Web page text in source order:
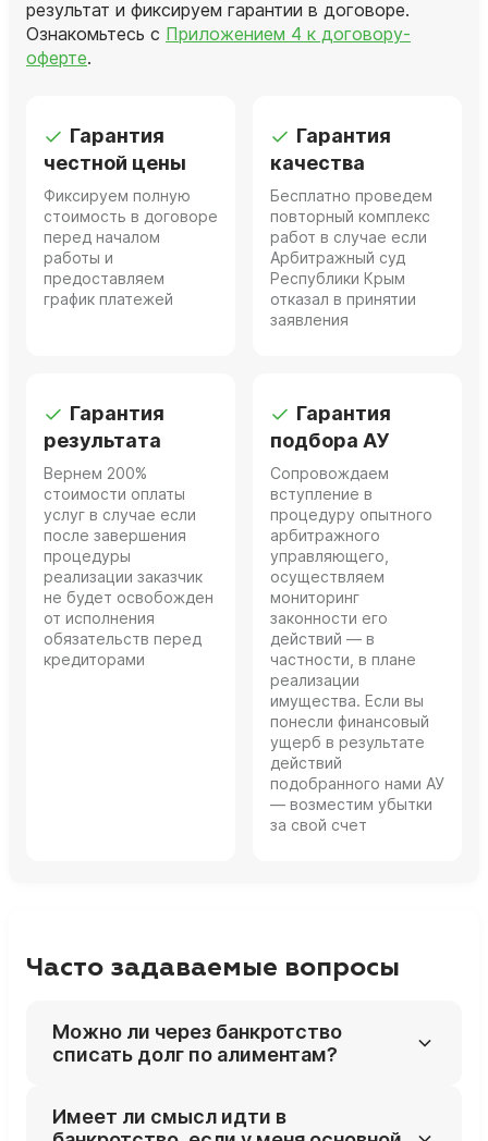
результат и фиксируем гарантии в договоре.
Ознакомьтесь с Приложением 4 к договору-
оферте.
Гарантия
честной цены
Фиксируем полную
стоимость в договоре
перед началом
работы и
предоставляем
график платежей
Гарантия
качества
Бесплатно проведем
повторный комплекс
работ в случае если
Арбитражный суд
Республики Крым
отказал в принятии
заявления
Гарантия
результата
Вернем 200%
стоимости оплаты
услуг в случае если
после завершения
процедуры
реализации заказчик
не будет освобожден
от исполнения
обязательств перед
кредиторами
Гарантия
подбора АУ
Сопровождаем
вступление в
процедуру опытного
арбитражного
управляющего,
осуществляем
мониторинг
законности его
действий — в
частности, в плане
реализации
имущества. Если вы
понесли финансовый
ущерб в результате
действий
подобранного нами АУ
— возместим убытки
за свой счет
Часто задаваемые вопросы
Можно ли через банкротство
списать долг по алиментам?
списание алиментных обязательств и
Имеет ли смысл идти в